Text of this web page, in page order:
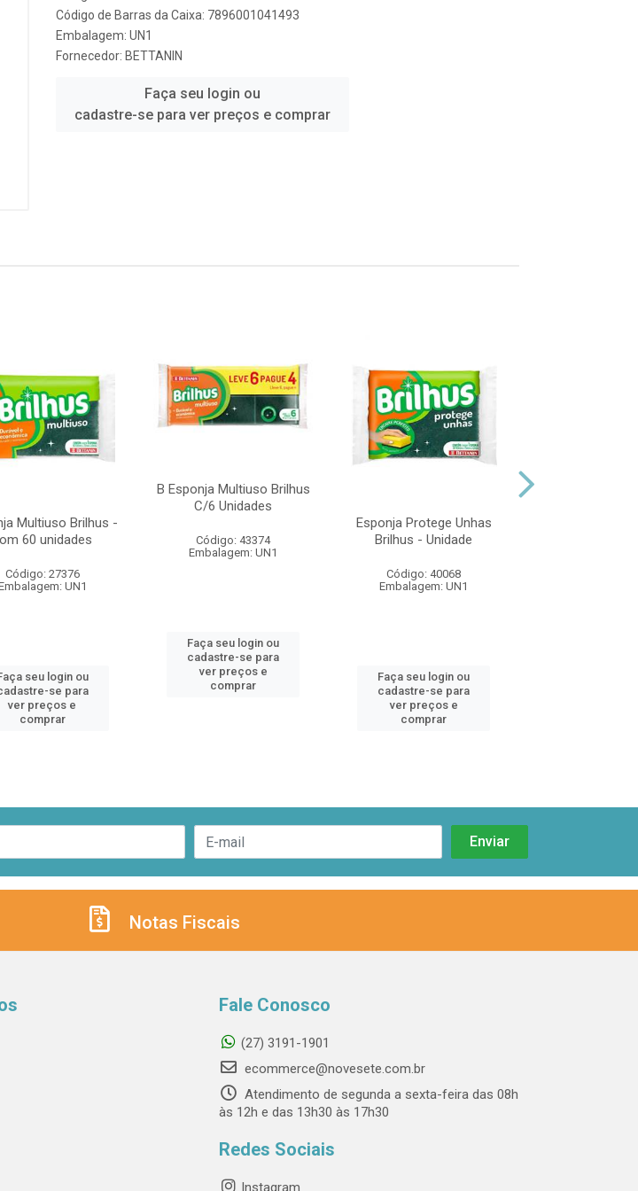
Código de Barras da Caixa: 7896001041493
Embalagem: UN1
Fornecedor: BETTANIN
Faça seu login ou
cadastre-se para ver preços e comprar
Multiuso Brilhus -
60 unidades
Código: 27376
UN1
seu login ou
se para
ver preços e
comprar
B Esponja Multiuso Brilhus
C/6 Unidades
Código: 43374
Embalagem: UN1
Faça seu login ou
cadastre-se para
ver preços e
comprar
Esponja Protege Unhas
Brilhus - Unidade
Código: 40068
Embalagem: UN1
Faça seu login ou
cadastre-se para
ver preços e
comprar
Notas Fiscais
Fale Conosco
(27) 3191-1901
ecommerce@novesete.com.br
Atendimento de segunda a sexta-feira das 08h
às 12h e das 13h30 às 17h30
Redes Sociais
Instagram